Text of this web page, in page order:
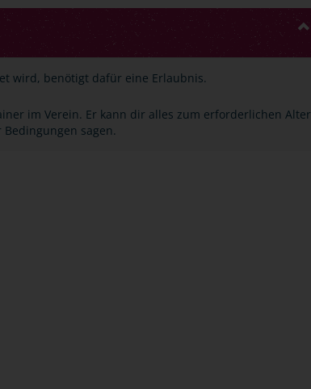
wird, benötigt dafür eine Erlaubnis.
im Verein. Er kann dir alles zum erforderlichen Alter
sagen.